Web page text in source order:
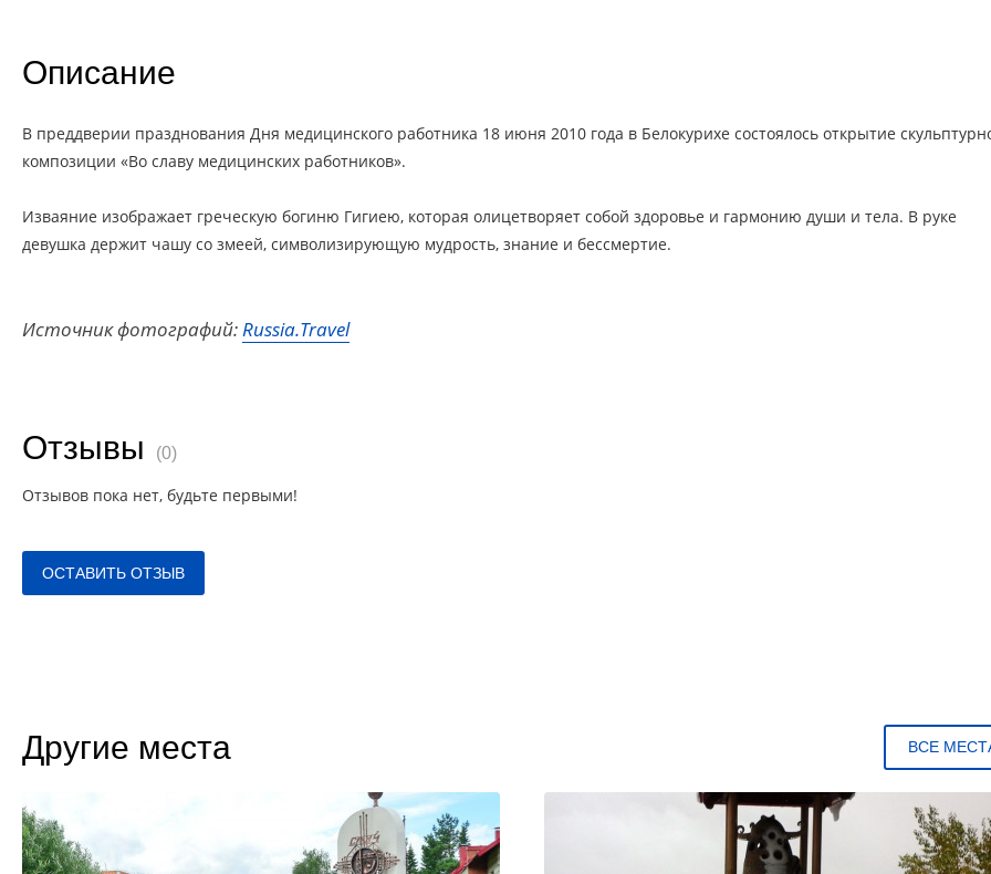
Описание
В преддверии празднования Дня медицинского работника 18 июня 2010 года в Белокурихе состоялось открытие
композиции «Во славу медицинских работников».
Изваяние изображает греческую богиню Гигиею, которая олицетворяет собой здоровье и гармонию души и тела. В руке
девушка держит чашу со змеей, символизирующую мудрость, знание и бессмертие.
Источник фотографий:Russia.Travel
Отзывы (0)
Отзывов пока нет, будьте первыми!
ОСТАВИТЬ ОТЗЫВ
Другие места ВСЕ